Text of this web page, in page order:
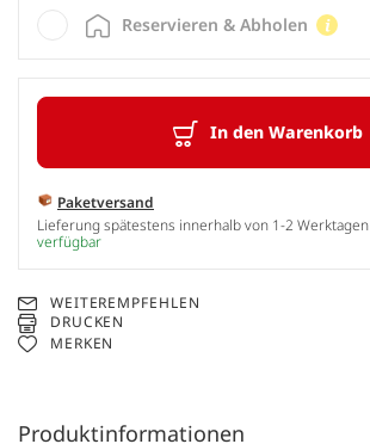
In den Warenkorb
Paketversand
Lieferung spätestens innerhalb von 1-2 Werktagen
verfügbar
Reservieren & Abholen
WEITEREMPFEHLEN
DRUCKEN
MERKEN
Produktinformationen